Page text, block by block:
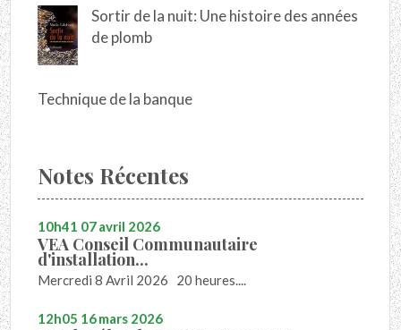
Sortir de la nuit: Une histoire des années
de plomb
Technique de la banque
Notes Récentes
10h41 07avril 2026
VEA Conseil Communautaire
d'installation...
Mercredi 8 Avril 2026 20 heures....
12h05 16mars 2026